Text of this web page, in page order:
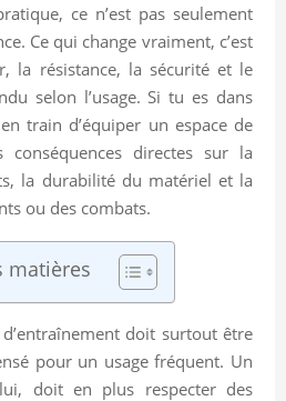
ce n’est pas seulement
Ce qui change vraiment, c’est
la résistance, la sécurité et le
selon l’usage. Si tu es dans
train d’équiper un espace de
directes sur la
la durabilité du matériel et la
ou des combats.
matières
doit surtout être
pour un usage fréquent. Un
doit en plus respecter des